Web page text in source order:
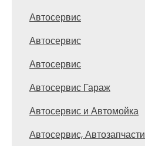
Автосервис
Автосервис
Автосервис
Автосервис Гараж
Автосервис и Автомойка
Автосервис, Автозапчасти